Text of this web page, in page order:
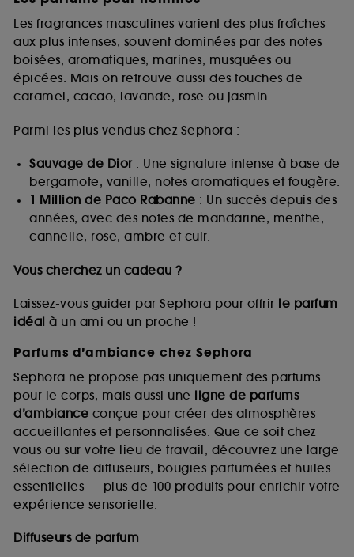
Les fragrances masculines varient des plus fraîches
aux plus intenses, souvent dominées par des notes
boisées, aromatiques, marines, musquées ou
épicées. Mais on retrouve aussi des touches de
caramel, cacao, lavande, rose ou jasmin.
Parmi les plus vendus chez Sephora :
Sauvage de Dior: Une signature intense à base de
bergamote, vanille, notes aromatiques et fougère.
1 Million de Paco Rabanne : Un succès depuis des
années, avec des notes de mandarine, menthe,
cannelle, rose, ambre et cuir.
Vous cherchez un cadeau ?
Laissez-vous guider par Sephora pour offrir le parfum
idéal à un ami ou un proche !
Parfums d’ambiance chez Sephora
Sephora ne propose pas uniquement des parfums
pour le corps, mais aussi une ligne de parfums
d’ambiance conçue pour créer des atmosphères
accueillantes et personnalisées. Que ce soit chez
vous ou sur votre lieu de travail, découvrez une large
sélection de diffuseurs, bougies parfumées et huiles
essentielles — plus de 100 produits pour enrichir votre
expérience sensorielle.
Diffuseurs de parfum